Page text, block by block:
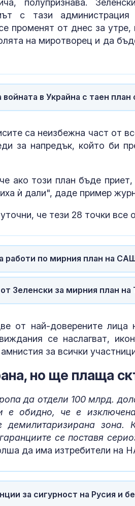
с тази
променят от днес за
на миротворец и да
в Украйна с таен план
са неизбежна част от
за напредък, който би
ако този план бъде
ѝ дали", даде пример
че тези 28 точки все
работи по мирния план на
от Зеленски за мирния план
от най-доверените
се наслагват,
за всички
но ще плаща
да отдели 100 млрд.
е обидно, че е
демилитаризирана
се поставя
да има изтребители на
за сигурност на Русия и